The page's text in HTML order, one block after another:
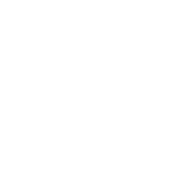
Aufpreis
der Villa)
Villa)